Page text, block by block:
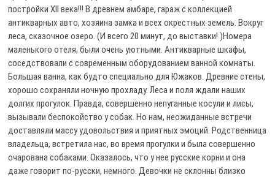
постройки XII века!!! В древнем амбаре, гараж с коллекцией
антикварных авто, хозяина замка и всех окрестных земель. Вокруг
леса, сказочное озеро. (И всего 20 минут, до выставки! )Номера
маленького отеля, были очень уютными. Антикварные шкафы,
соседствовали с современным оборудованием ванной комнаты.
Большая ванна, как будто специально для Южаков. Древние стены,
хорошо сохраняли ночную прохладу. Леса и поля ждали наших
долгих прогулок. Правда, совершенно непуганные косули и лисы,
вызывали беспокойство у собак. Но нам, неожиданные встречи
доставляли массу удовольствия и приятных эмоций. Родственница
владельца, встретила нас, во время прогулки и была совершенно
очарована собаками. Оказалось, что у нее русские корни и она
даже говорит по-русски, немного. Девочки не склонны близко